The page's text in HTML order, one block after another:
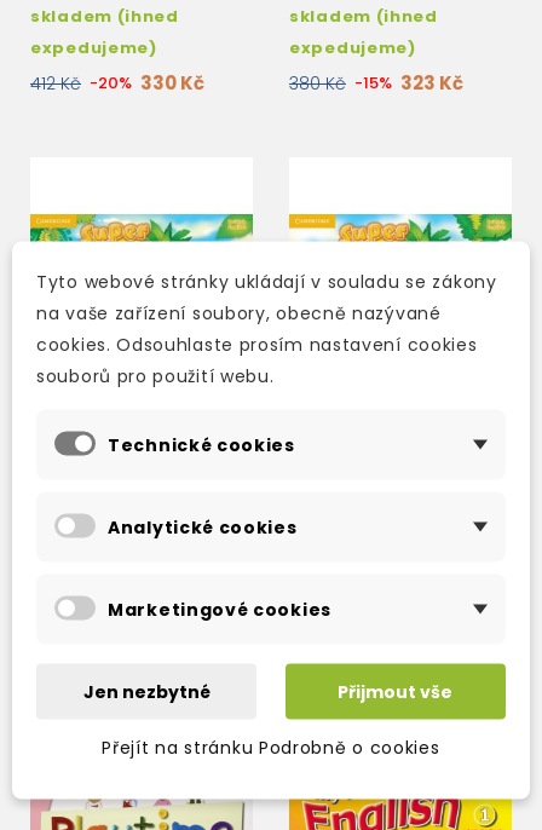
skladem (ihned
expedujeme)
412 Kč -20% 330 Kč
skladem (ihned
expedujeme)
380 Kč -15% 323 Kč
ACTIVITY BOOK
expedujeme)
expedujeme)
AKCE!
Tyto webové stránky ukládají v souladu se zákony
na vaše zařízení soubory, obecně nazývané
cookies. Odsouhlaste prosím nastavení cookies
souborů pro použití webu.
Technické cookies
Analytické cookies
Marketingové cookies
Jen nezbytné Přijmout vše
Přejít na stránku Podrobně o cookies